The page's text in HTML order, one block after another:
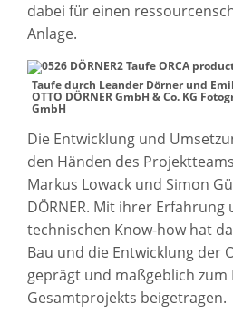
dabei für einen
Anlage.
Taufe durch Leander Dörner und
OTTO DÖRNER GmbH & Co. KG
GmbH
Die Entwicklung und
den Händen des
Markus Lowack und Simon
DÖRNER. Mit ihrer Erfahrung
technischen Know-how hat
Bau und die Entwicklung der
geprägt und maßgeblich zum
Gesamtprojekts beigetragen.